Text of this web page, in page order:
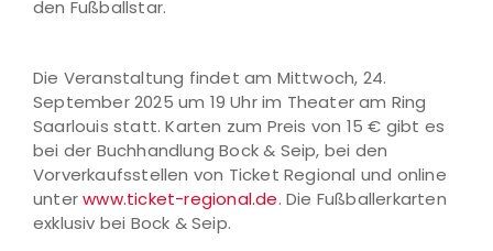
den Fußballstar.
Die Veranstaltung findet am Mittwoch, 24.
September 2025 um 19 Uhr im Theater am Ring
Saarlouis statt. Karten zum Preis von 15 € gibt es
bei der Buchhandlung Bock & Seip, bei den
Vorverkaufsstellen von Ticket Regional und online
unterwww.ticket-regional.de. Die Fußballerkarten
exklusiv bei Bock & Seip.